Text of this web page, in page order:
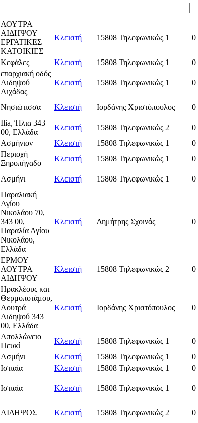
ΛΟΥΤΡΑ
ΑΙΔΗΨΟΥ
ΕΡΓΑΤΙΚΕΣ
ΚΑΤΟΙΚΙΕΣ
Κλειστή 15808 Τηλεφωνικώς 1 0
Κεφάλες Κλειστή 15808 Τηλεφωνικώς 1 0
επαρχιακή οδός
Αιδηψού
Λιχάδας
Κλειστή 15808 Τηλεφωνικώς 1 0
Νησιώτισσα Κλειστή Ιορδάνης Χριστόπουλος 0
Ilia, Ήλια 343
00, Ελλάδα
Κλειστή 15808 Τηλεφωνικώς 2 0
Ασμήνιον Κλειστή 15808 Τηλεφωνικώς 1 0
Περιοχή
Ξηροπήγαδο
Κλειστή 15808 Τηλεφωνικώς 1 0
Ασμήνι Κλειστή 15808 Τηλεφωνικώς 1 0
Παραλιακή
Αγίου
Νικολάου 70,
343 00,
Παραλία Αγίου
Νικολάου,
Ελλάδα
Κλειστή Δημήτρης Σχοινάς 0
ΕΡΜΟΥ
ΛΟΥΤΡΑ
ΑΙΔΗΨΟΥ
Κλειστή 15808 Τηλεφωνικώς 2 0
Ηρακλέους και
Θερμοποτάμου,
Λουτρά
Αιδηψού 343
00, Ελλάδα
Κλειστή Ιορδάνης Χριστόπουλος 0
Απολλώνειο
Πευκί
Κλειστή 15808 Τηλεφωνικώς 1 0
Ασμήνι Κλειστή 15808 Τηλεφωνικώς 1 0
Ιστιαία Κλειστή 15808 Τηλεφωνικώς 1 0
Ιστιαία Κλειστή 15808 Τηλεφωνικώς 1 0
ΑΙΔΗΨΟΣ Κλειστή 15808 Τηλεφωνικώς 2 0